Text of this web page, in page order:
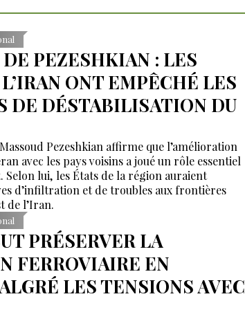
PEZESHKIAN : LES
ONT EMPÊCHÉ LES
DE DÉSTABILISATION DU
Pezeshkian affirme que l’amélioration
avec les pays voisins a joué un rôle essentiel
lui, les États de la région auraient
d’infiltration et de troubles aux frontières
de l’Iran.
PRÉSERVER LA
FERROVIAIRE EN
LES TENSIONS AVEC